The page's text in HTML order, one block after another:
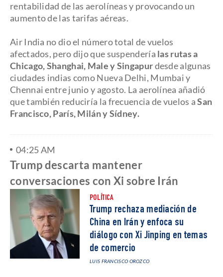
rentabilidad de las aerolíneas y provocando un
aumento de las tarifas aéreas.
Air India no dio el número total de vuelos
afectados, pero dijo que suspendería las rutas a
Chicago, Shanghai, Male y Singapurdesde algunas
ciudades indias como Nueva Delhi, Mumbai y
Chennai entre junio y agosto. La aerolínea añadió
que también reduciría la frecuencia de vuelos aSan
Francisco, París, Milán y Sídney.
04:25 AM
Trump descarta mantener
conversaciones con Xi sobre Irán
POLÍTICA
Trump rechaza mediación de
China en Irán y enfoca su
diálogo con Xi Jinping en temas
de comercio
LUIS FRANCISCO OROZCO